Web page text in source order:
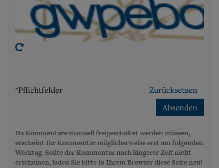
*Pflichtfelder
Zurücksetzen
Absenden
Da Kommentare manuell freigeschaltet werden müssen,
erscheint Ihr Kommentar möglicherweise erst am folgenden
Werktag. Sollte der Kommentar nach längerer Zeit nicht
erscheinen, laden Sie bitte in Ihrem Browser diese Seite neu!